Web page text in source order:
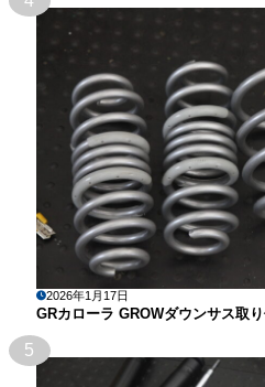
2026年1月17日
GRカローラ GROWダウンサス取
5